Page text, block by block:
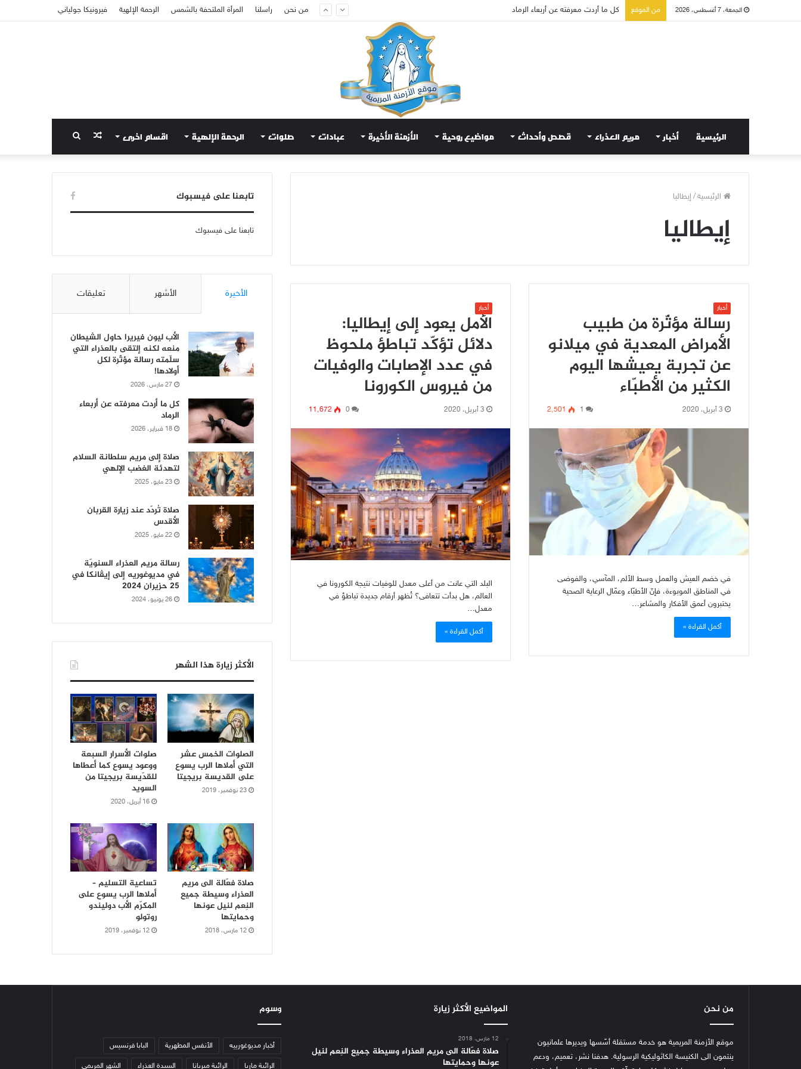
الجمعة، 7 أغسطس، 2026 من الموقع كل ما أردت معرفته عن أربعاء الرماد من نحن راسلنا المرأة الملتحفة بالشمس الرحمة الإلهية فيرونيكا جولياني
الرئيسية أخبار مريم العذراء قصص وأحداث مواضيع روحية الأزمنة الأخيرة عبادات صلوات الرحمة الإلهية اقسام اخرى بحث
عن
مقال
عشوائي
الرئيسية/ إيطاليا
إيطاليا
أخبار
رسالة مؤثّرة من طبيب
الأمراض المعدية في ميلانو
عن تجربة يعيشها اليوم
الكثير من الأطبّاء
3 أبريل، 2020 1 2٬501
في خضم العيش والعمل وسط الألم، المآسي، والفوضى
في المناطق الموبوءة، فإنّ الأطبّاء وعمّال الرعاية الصحية
يختبرون أعمق الأفكار والمشاعر…
أكمل القراءة »
أخبار
الأمل يعود إلى إيطاليا:
دلائل تؤكّد تباطؤ ملحوظ
في عدد الإصابات والوفيات
من فيروس الكورونا
3 أبريل، 2020 0 11٬672
البلد التي عانت من أعلى معدل للوفيات نتيجة الكورونا في
العالم، هل بدأت تتعافى؟ تُظهر أرقام جديدة تباطؤ في
معدل…
أكمل القراءة »
تابعنا على فيسبوك
تابعنا على فيسبوك
الأخيرة الأشهر تعليقات
الأب ليون فيريرا حاول الشيطان
منعه لكنه إلتقى بالعذراء التي
سلّمته رسالة مؤثّرة لكل
أولادها!
27 مارس، 2026
كل ما أردت معرفته عن أربعاء
الرماد
18 فبراير، 2026
صلاة إلى مريم سلطانة السلام
لتهدئة الغضب الإلهي
23 مايو، 2025
صلاة تُردّد عند زيارة القربان
الأقدس
22 مايو، 2025
رسالة مريم العذراء السنويّة
في مديوغوريه إلى إيڤانكا في
25 حزيران 2024
26 يونيو، 2024
الأكثر زيارة هذا الشهر
الصلوات الخمس عشر
التي أملاها الرب يسوع
على القديسة بريجيتا
23 نوفمبر، 2019
صلوات الأسرار السبعة
ووعود يسوع كما أعطاها
للقدّيسة بريجيتا من
السويد
16 أبريل، 2020
صلاة فعّالة الى مريم
العذراء وسيطة جميع
النِعم لنيل عونها
وحمايتها
12 مارس، 2018
تساعية التسليم –
أملاها الرب يسوع على
المكرّم الأب دوليندو
روتولو
12 نوفمبر، 2019
من نحن
موقع الأزمنة المريمية هو خدمة مستقلة أسّسها ويديرها علمانيون
ينتمون الى الكنيسة الكاثوليكية الرسولية. هدفنا نشر، تعميم، ودعم
المواضيع الأكثر زيارة
12 مارس، 2018
صلاة فعّالة الى مريم العذراء وسيطة جميع النِعم لنيل
عونها وحمايتها
وسوم
أخبار مديوغورييه الأنفس المطهرية البابا فرنسيس
الرائية ماريا الرائية ميريانا السيدة العذراء الشهر المريمي